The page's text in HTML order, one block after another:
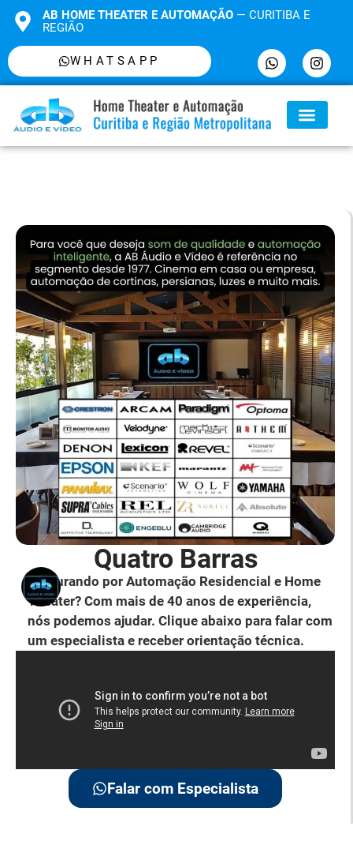
AB HOME THEATER E AUTOMAÇÃO— CURITIBA E
REGIÃO
WHATSAPP
Quatro Barras
Procurando por Automação Residencial e Home
Theater? Com mais de 40 anos de experiência,
nós podemos ajudar. Clique abaixo para falar com
um especialista e receber orientação técnica.
Falar com Especialista